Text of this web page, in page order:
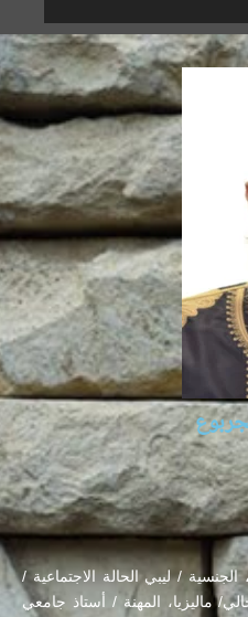
/ ليبي الحالة الاجتماعية /
العنوان الحالي/ ماليزيا، المهنة / أستاذ جامعي